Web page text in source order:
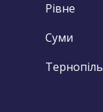
Рівне
Суми
Тернопіль